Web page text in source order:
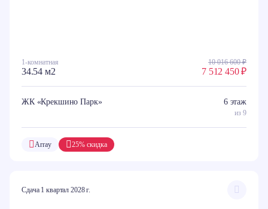
1-комнатная
34.54 м2
10 016 600 ₽
7 512 450 ₽
ЖК «Крекшино Парк» 6 этаж
из 9
25% скидка
Array
Сдача 1 квартал 2028 г.